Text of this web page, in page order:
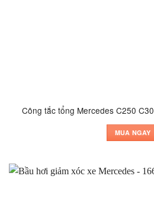
Công tắc tổng Mercedes C250
MUA NGAY